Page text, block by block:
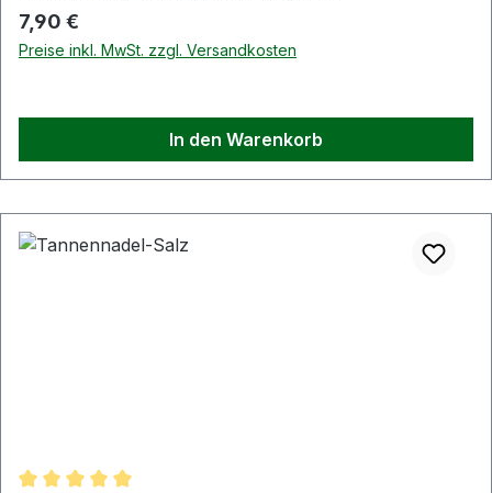
Regulärer Preis:
7,90 €
Preise inkl. MwSt. zzgl. Versandkosten
In den Warenkorb